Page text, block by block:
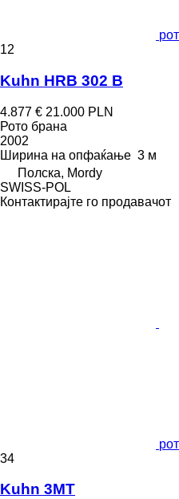
12
Kuhn HRB 302 B
4.877 € 21.000 PLN
Рото брана
2002
Ширина на опфаќање 3 м
Полска, Mordy
SWISS-POL
Контактирајте го продавачот
34
Kuhn 3MT